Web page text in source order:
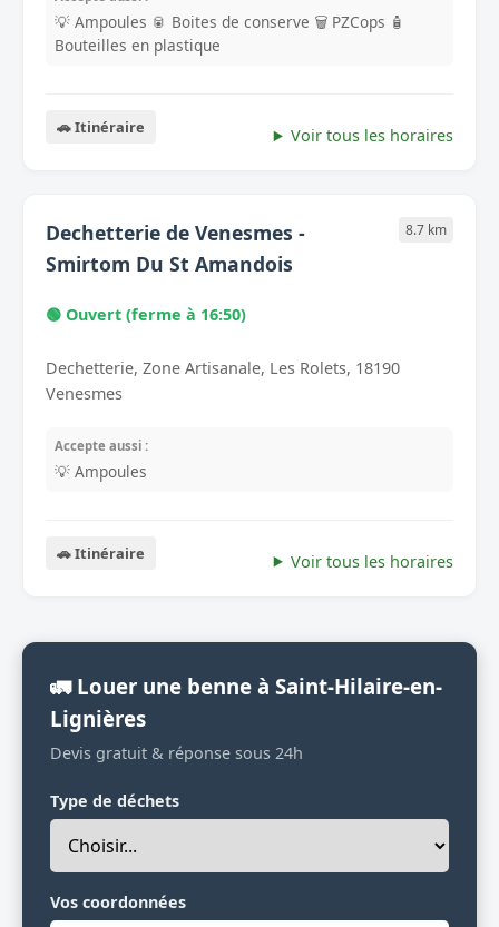
💡 Ampoules 🥫 Boites de conserve 🗑️ PZCops 🧴
Bouteilles en plastique
🚗 Itinéraire Voir tous les horaires
Dechetterie de Venesmes -
Smirtom Du St Amandois
8.7 km
🟢 Ouvert (ferme à 16:50)
Dechetterie, Zone Artisanale, Les Rolets, 18190
Venesmes
Accepte aussi :
💡 Ampoules
🚗 Itinéraire Voir tous les horaires
🚛 Louer une benne à Saint-Hilaire-en-
Lignières
Devis gratuit & réponse sous 24h
Type de déchets
Vos coordonnées